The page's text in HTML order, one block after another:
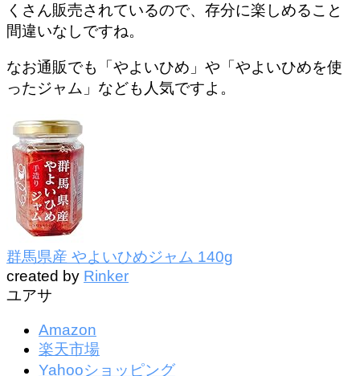
くさん販売されているので、存分に楽しめること
間違いなしですね。
なお通販でも「やよいひめ」や「やよいひめを使
ったジャム」なども人気ですよ。
群馬県産 やよいひめジャム 140g
created by Rinker
ユアサ
Amazon
楽天市場
Yahooショッピング